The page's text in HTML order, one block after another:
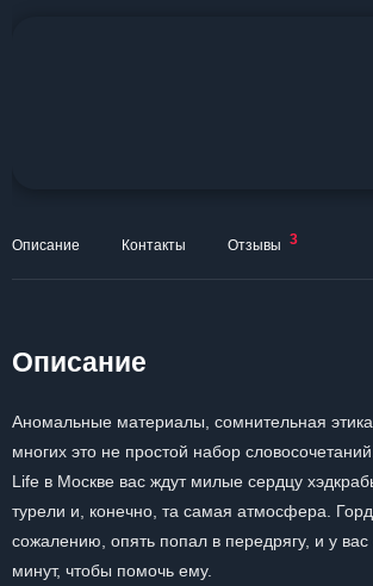
Описание Контакты Отзывы 3
Описание
Аномальные материалы, сомнительная
многих это не простой набор
Life в Москве вас ждут милые сердцу
турели и, конечно, та самая атмосфера.
сожалению, опять попал в передрягу, и у вас
минут, чтобы помочь ему.